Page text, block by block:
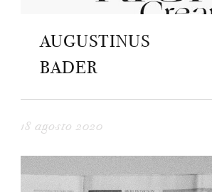
AUGUSTINUS
BADER
18 agosto 2020